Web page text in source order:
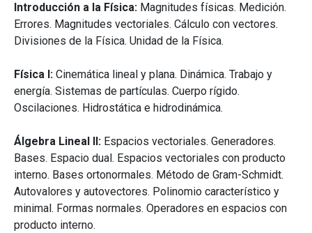
Introducción a la Física: Magnitudes físicas. Medición.
Errores. Magnitudes vectoriales. Cálculo con vectores.
Divisiones de la Física. Unidad de la Física.
Física I: Cinemática lineal y plana. Dinámica. Trabajo y
energía. Sistemas de partículas. Cuerpo rígido.
Oscilaciones. Hidrostática e hidrodinámica.
Álgebra Lineal II: Espacios vectoriales. Generadores.
Bases. Espacio dual. Espacios vectoriales con producto
interno. Bases ortonormales. Método de Gram-Schmidt.
Autovalores y autovectores. Polinomio característico y
minimal. Formas normales. Operadores en espacios con
producto interno.